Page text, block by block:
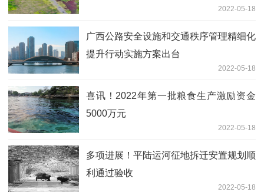
2022-05-18
广西公路安全设施和交通秩序管理精细化
提升行动实施方案出台
2022-05-18
喜讯！2022年第一批粮食生产激励资金
5000万元
2022-05-18
多项进展！平陆运河征地拆迁安置规划顺
利通过验收
2022-05-18